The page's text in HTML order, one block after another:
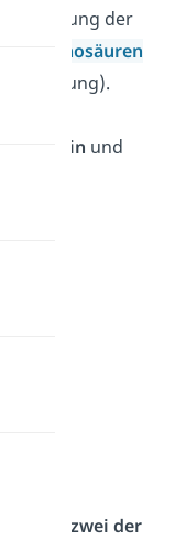
Entfernung der
Aminosäuren
die
Histamin und
zwei der